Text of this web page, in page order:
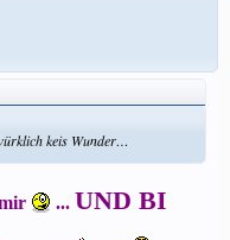
keis Wunder…
... UND BI